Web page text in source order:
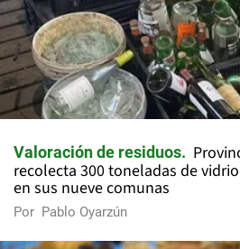
Valoración de residuos
recolecta 300 toneladas de
en sus nueve comunas
Por Pablo Oyarzún